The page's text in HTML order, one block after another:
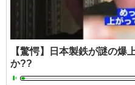
【驚愕】日本製鉄が謎の爆
か??